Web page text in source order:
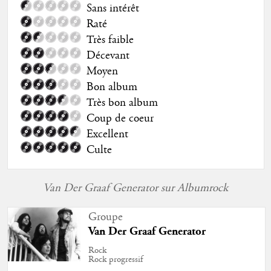
Sans intérêt
Raté
Très faible
Décevant
Moyen
Bon album
Très bon album
Coup de coeur
Excellent
Culte
Van Der Graaf Generator sur Albumrock
Groupe
Van Der Graaf Generator
Rock
Rock progressif